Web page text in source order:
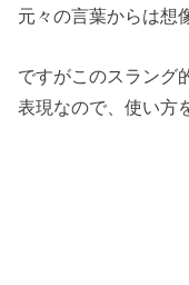
元々の言葉からは想
ですがこのスラング
表現なので、使い方